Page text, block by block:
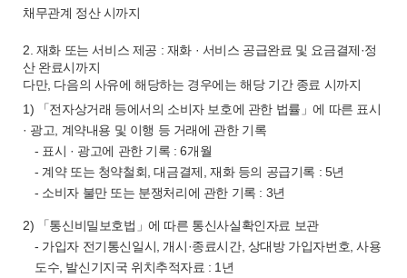
채무관계 정산 시까지
2. 재화 또는 서비스 제공 : 재화 · 서비스 공급완료 및 요금결제·정
산 완료시까지
다만, 다음의 사유에 해당하는 경우에는 해당 기간 종료 시까지
1) 「전자상거래 등에서의 소비자 보호에 관한 법률」에 따른 표시
· 광고, 계약내용 및 이행 등 거래에 관한 기록
- 표시 · 광고에 관한 기록 : 6개월
- 계약 또는 청약철회, 대금결제, 재화 등의 공급기록 : 5년
- 소비자 불만 또는 분쟁처리에 관한 기록 : 3년
2) 「통신비밀보호법」에 따른 통신사실확인자료 보관
- 가입자 전기통신일시, 개시·종료시간, 상대방 가입자번호, 사용
도수, 발신기지국 위치추적자료 : 1년